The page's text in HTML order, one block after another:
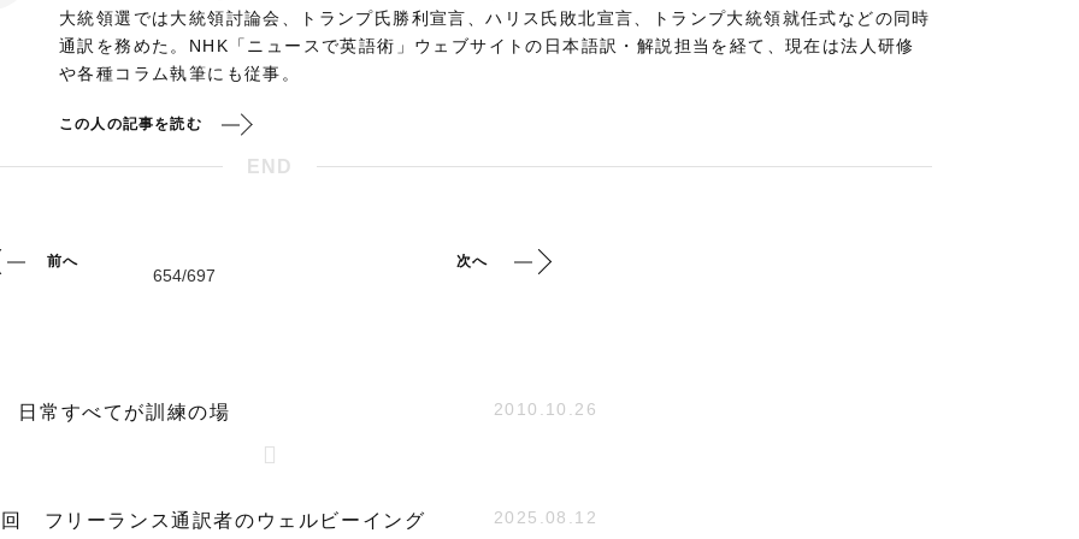
大統領選では大統領討論会、トランプ氏勝利宣言、ハリス氏敗北宣言、トランプ大統領就任式などの同時
通訳を務めた。NHK「ニュースで英語術」ウェブサイトの日本語訳・解説担当を経て、現在は法人研修
や各種コラム執筆にも従事。
この人の記事を読む
END
前へ 次へ
日常すべてが訓練の場 2010.10.26
フリーランス通訳者のウェルビーイング 2025.08.12